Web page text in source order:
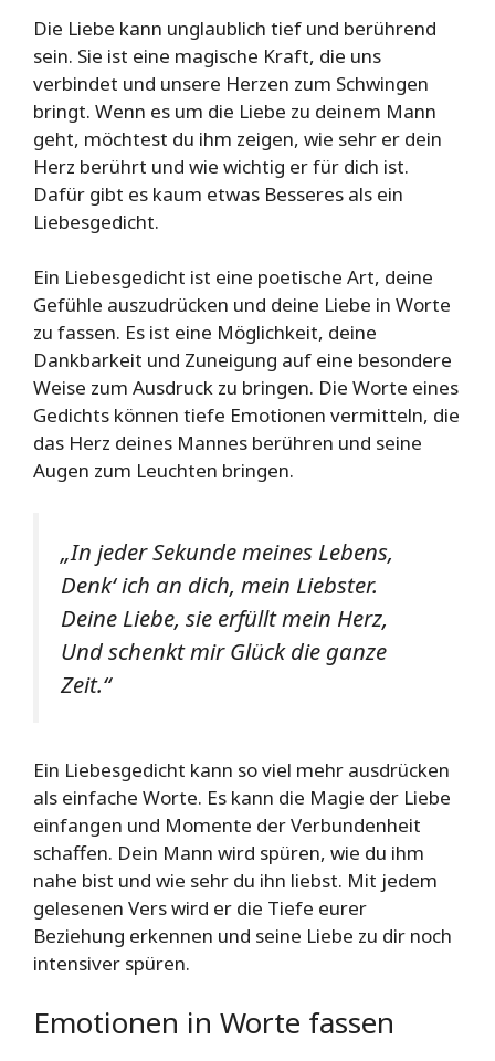
Die Liebe kann unglaublich tief und berührend
sein. Sie ist eine magische Kraft, die uns
verbindet und unsere Herzen zum Schwingen
bringt. Wenn es um die Liebe zu deinem Mann
geht, möchtest du ihm zeigen, wie sehr er dein
Herz berührt und wie wichtig er für dich ist.
Dafür gibt es kaum etwas Besseres als ein
Liebesgedicht.
Ein Liebesgedicht ist eine poetische Art, deine
Gefühle auszudrücken und deine Liebe in Worte
zu fassen. Es ist eine Möglichkeit, deine
Dankbarkeit und Zuneigung auf eine besondere
Weise zum Ausdruck zu bringen. Die Worte eines
Gedichts können tiefe Emotionen vermitteln, die
das Herz deines Mannes berühren und seine
Augen zum Leuchten bringen.
„In jeder Sekunde meines Lebens,
Denk‘ ich an dich, mein Liebster.
Deine Liebe, sie erfüllt mein Herz,
Und schenkt mir Glück die ganze
Zeit.“
Ein Liebesgedicht kann so viel mehr ausdrücken
als einfache Worte. Es kann die Magie der Liebe
einfangen und Momente der Verbundenheit
schaffen. Dein Mann wird spüren, wie du ihm
nahe bist und wie sehr du ihn liebst. Mit jedem
gelesenen Vers wird er die Tiefe eurer
Beziehung erkennen und seine Liebe zu dir noch
intensiver spüren.
Emotionen in Worte fassen